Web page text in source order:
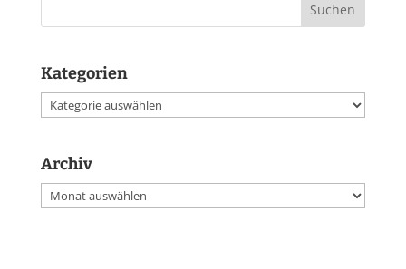
Kategorien
Kategorien
Archiv
Archiv